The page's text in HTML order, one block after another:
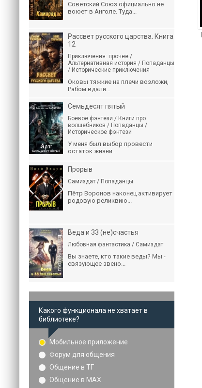
Советский Союз официально не
воюет в Анголе. Туда...
Рассвет русского царства. Книга
12
Приключения: прочее /
Альтернативная история / Попаданцы
/ Исторические приключения
Оковы тяжкие на плечи возложи,
Рабом вдали...
Семьдесят пятый
Боевое фэнтези / Книги про
волшебников / Попаданцы /
Историческое фэнтези
У меня был выбор провести
остаток жизни...
Прорыв
Самиздат / Попаданцы
Пётр Воронов наконец активирует
родовую реликвию...
Веда и 33 (не)счастья
Любовная фантастика / Самиздат
Вы знаете, кто такие веды? Мы -
связующее звено...
Какого функционала не хватает в
библиотеке?
Мобильное приложение
Форум для общения
Общение в ТГ
Общение в MAX